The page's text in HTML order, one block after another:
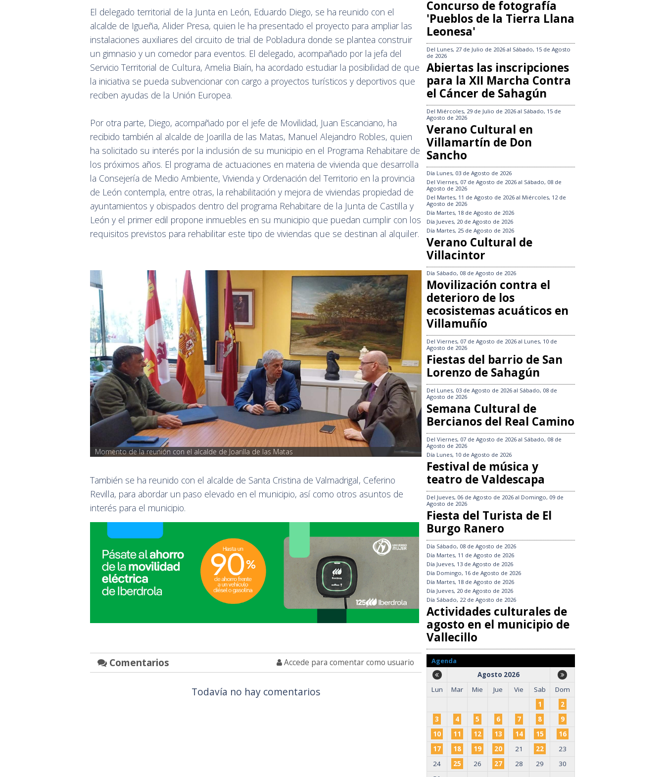
El delegado territorial de la Junta en León, Eduardo Diego, se ha reunido con el
alcalde de Igueña, Alider Presa, quien le ha presentado el proyecto para ampliar las
instalaciones auxiliares del circuito de trial de Pobladura donde se plantea construir
un gimnasio y un comedor para eventos. El delegado, acompañado por la jefa del
Servicio Territorial de Cultura, Amelia Biaín, ha acordado estudiar la posibilidad de que
la iniciativa se pueda subvencionar con cargo a proyectos turísticos y deportivos que
reciben ayudas de la Unión Europea.
Por otra parte, Diego, acompañado por el jefe de Movilidad, Juan Escanciano, ha
recibido también al alcalde de Joarilla de las Matas, Manuel Alejandro Robles, quien
ha solicitado su interés por la inclusión de su municipio en el Programa Rehabitare de
los próximos años. El programa de actuaciones en materia de vivienda que desarrolla
la Consejería de Medio Ambiente, Vivienda y Ordenación del Territorio en la provincia
de León contempla, entre otras, la rehabilitación y mejora de viviendas propiedad de
ayuntamientos y obispados dentro del programa Rehabitare de la Junta de Castilla y
León y el primer edil propone inmuebles en su municipio que puedan cumplir con los
requisitos previstos para rehabilitar este tipo de viviendas que se destinan al alquiler.
Momento de la reunión con el alcalde de Joarilla de las Matas
También se ha reunido con el alcalde de Santa Cristina de Valmadrigal, Ceferino
Revilla, para abordar un paso elevado en el municipio, así como otros asuntos de
interés para el municipio.
Comentarios Accede para comentar como usuario
Todavía no hay comentarios
Concurso de fotografía
'Pueblos de la Tierra Llana
Leonesa'
Del Lunes, 27 de Julio de 2026 al Sábado, 15 de Agosto
de 2026
Abiertas las inscripciones
para la XII Marcha Contra
el Cáncer de Sahagún
Del Miércoles, 29 de Julio de 2026 al Sábado, 15 de
Agosto de 2026
Verano Cultural en
Villamartín de Don
Sancho
Día Lunes, 03 de Agosto de 2026
Del Viernes, 07 de Agosto de 2026 al Sábado, 08 de
Agosto de 2026
Del Martes, 11 de Agosto de 2026 al Miércoles, 12 de
Agosto de 2026
Día Martes, 18 de Agosto de 2026
Día Jueves, 20 de Agosto de 2026
Día Martes, 25 de Agosto de 2026
Verano Cultural de
Villacintor
Día Sábado, 08 de Agosto de 2026
Movilización contra el
deterioro de los
ecosistemas acuáticos en
Villamuñío
Del Viernes, 07 de Agosto de 2026 al Lunes, 10 de
Agosto de 2026
Fiestas del barrio de San
Lorenzo de Sahagún
Del Lunes, 03 de Agosto de 2026 al Sábado, 08 de
Agosto de 2026
Semana Cultural de
Bercianos del Real Camino
Del Viernes, 07 de Agosto de 2026 al Sábado, 08 de
Agosto de 2026
Día Lunes, 10 de Agosto de 2026
Festival de música y
teatro de Valdescapa
Del Jueves, 06 de Agosto de 2026 al Domingo, 09 de
Agosto de 2026
Fiesta del Turista de El
Burgo Ranero
Día Sábado, 08 de Agosto de 2026
Día Martes, 11 de Agosto de 2026
Día Jueves, 13 de Agosto de 2026
Día Domingo, 16 de Agosto de 2026
Día Martes, 18 de Agosto de 2026
Día Jueves, 20 de Agosto de 2026
Día Sábado, 22 de Agosto de 2026
Actividades culturales de
agosto en el municipio de
Vallecillo
Agenda
Agosto 2026
Lun
Mar Mie Jue Vie Sab
Dom
1
2
3
4 5 6 7 8
9
10
11 12 13 14 15
16
17
18 19 20 21 22
23
24
25 26 27 28 29
30